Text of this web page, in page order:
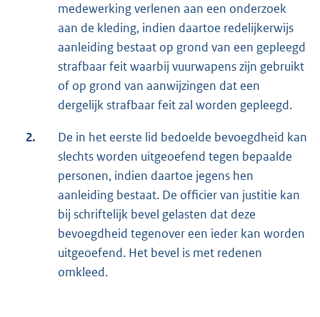
medewerking verlenen aan een onderzoek
aan de kleding, indien daartoe redelijkerwijs
aanleiding bestaat op grond van een gepleegd
strafbaar feit waarbij vuurwapens zijn gebruikt
of op grond van aanwijzingen dat een
dergelijk strafbaar feit zal worden gepleegd.
2.
De in het eerste lid bedoelde bevoegdheid kan
slechts worden uitgeoefend tegen bepaalde
personen, indien daartoe jegens hen
aanleiding bestaat. De officier van justitie kan
bij schriftelijk bevel gelasten dat deze
bevoegdheid tegenover een ieder kan worden
uitgeoefend. Het bevel is met redenen
omkleed.